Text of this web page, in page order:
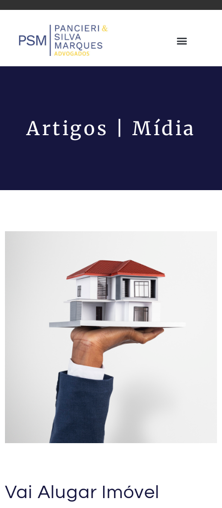
Artigos | Mídia
Vai Alugar Imóvel